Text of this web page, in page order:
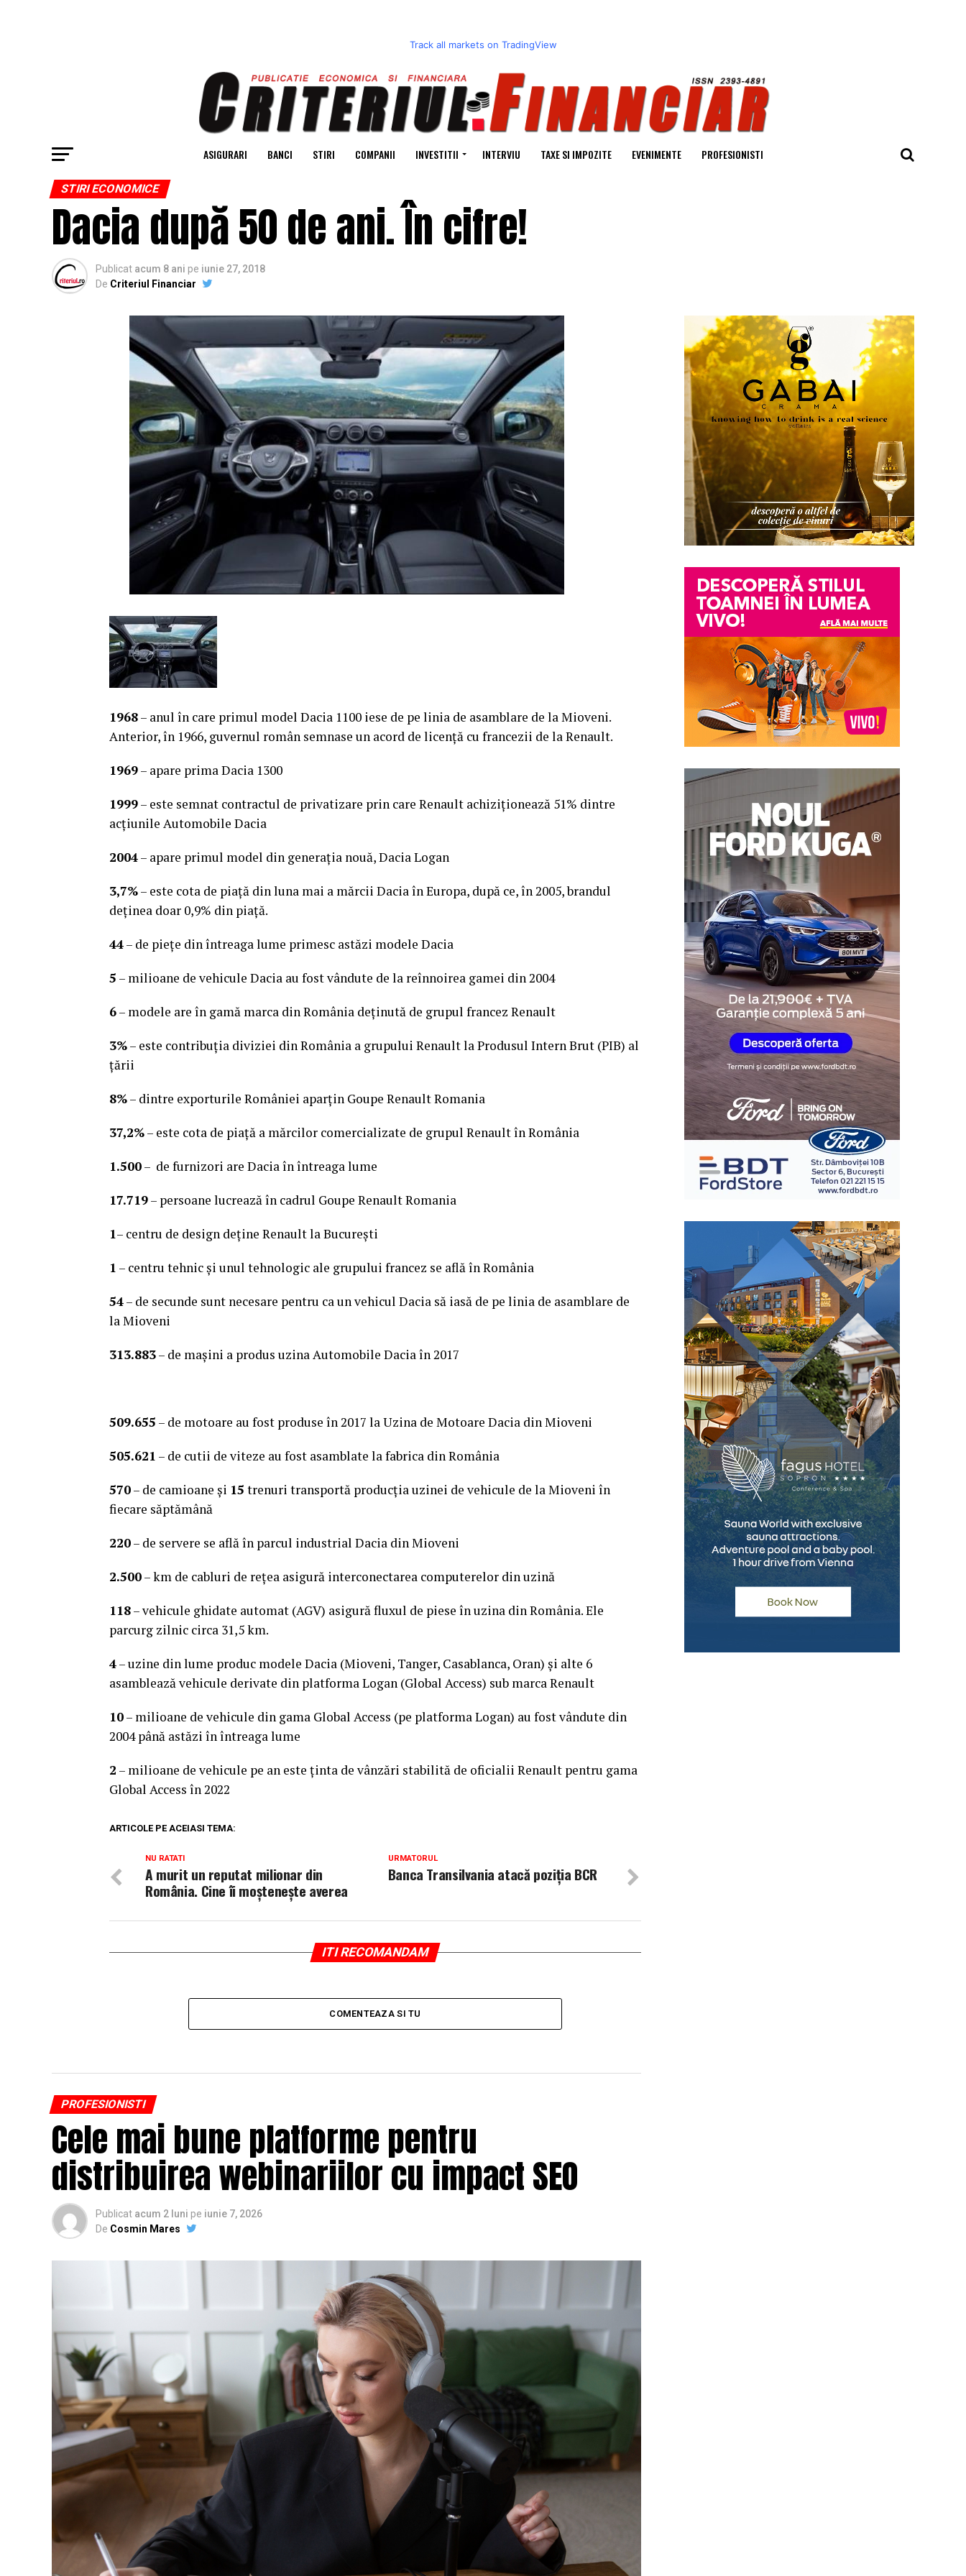
Track all markets on TradingView
ASIGURARI BANCI STIRI COMPANII INVESTITII INTERVIU TAXE SI IMPOZITE EVENIMENTE PROFESIONISTI
STIRI ECONOMICE
Dacia după 50 de ani. În cifre!
Publicat acum 8 ani pe iunie 27, 2018
De Criteriul Financiar
1968– anul în care primul model Dacia 1100 iese de pe linia de asamblare de la Mioveni.
Anterior, în 1966, guvernul român semnase un acord de licenţă cu francezii de la Renault.
1969– apare prima Dacia 1300
1999– este semnat contractul de privatizare prin care Renault achiziţionează 51% dintre
acţiunile Automobile Dacia
2004– apare primul model din generaţia nouă, Dacia Logan
3,7%– este cota de piaţă din luna mai a mărcii Dacia în Europa, după ce, în 2005, brandul
deţinea doar 0,9% din piaţă.
44– de pieţe din întreaga lume primesc astăzi modele Dacia
5 – milioane de vehicule Dacia au fost vândute de la reînnoirea gamei din 2004
6– modele are în gamă marca din România deţinută de grupul francez Renault
3%– este contribuţia diviziei din România a grupului Renault la Produsul Intern Brut (PIB) al
ţării
8%– dintre exporturile României aparţin Goupe Renault Romania
37,2%– este cota de piaţă a mărcilor comercializate de grupul Renault în România
1.500– de furnizori are Dacia în întreaga lume
17.719– persoane lucrează în cadrul Goupe Renault Romania
1– centru de design deţine Renault la Bucureşti
1 – centru tehnic şi unul tehnologic ale grupului francez se află în România
54– de secunde sunt necesare pentru ca un vehicul Dacia să iasă de pe linia de asamblare de
la Mioveni
313.883– de maşini a produs uzina Automobile Dacia în 2017
509.655 – de motoare au fost produse în 2017 la Uzina de Motoare Dacia din Mioveni
505.621 – de cutii de viteze au fost asamblate la fabrica din România
570– de camioane şi 15 trenuri transportă producţia uzinei de vehicule de la Mioveni în
fiecare săptămână
220– de servere se află în parcul industrial Dacia din Mioveni
2.500– km de cabluri de reţea asigură interconectarea computerelor din uzină
118– vehicule ghidate automat (AGV) asigură fluxul de piese în uzina din România. Ele
parcurg zilnic circa 31,5 km.
4– uzine din lume produc modele Dacia (Mioveni, Tanger, Casablanca, Oran) şi alte 6
asamblează vehicule derivate din platforma Logan (Global Access) sub marca Renault
10– milioane de vehicule din gama Global Access (pe platforma Logan) au fost vândute din
2004 până astăzi în întreaga lume
2 – milioane de vehicule pe an este ţinta de vânzări stabilită de oficialii Renault pentru gama
Global Access în 2022
ARTICOLE PE ACEIASI TEMA:
URMATORUL
Banca Transilvania atacă poziția BCR
NU RATATI
A murit un reputat milionar din
România. Cine îi moşteneşte averea
ITI RECOMANDAM
COMENTEAZA SI TU
PROFESIONISTI
Cele mai bune platforme pentru
distribuirea webinariilor cu impact SEO
Publicat acum 2 luni pe iunie 7, 2026
De Cosmin Mares